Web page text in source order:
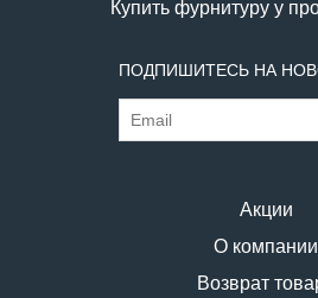
Купить фурнитуру у
ПОДПИШИТЕСЬ НА
Акции
О компании
Возврат